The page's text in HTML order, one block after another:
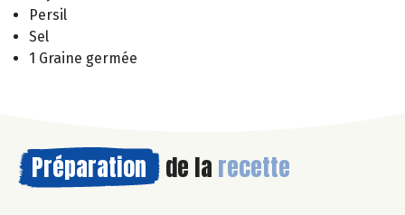
Persil
Sel
1 Graine germée
Préparation de la recette